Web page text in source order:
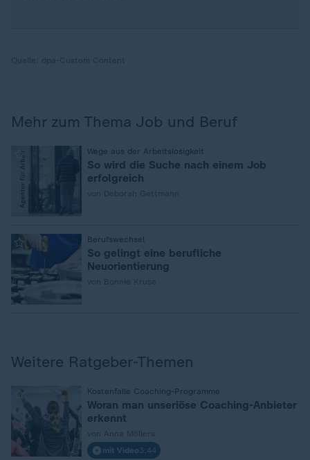
Mehr zum Thema Job und Beruf
Wege aus der Arbeitslosigkeit
So wird die Suche nach einem Job
erfolgreich
Berufswechsel
So gelingt eine berufliche
Neuorientierung
Weitere Ratgeber-Themen
Kostenfalle Coaching-Programme
Woran man unseriöse Coaching-Anbieter
erkennt
mit Video3:44